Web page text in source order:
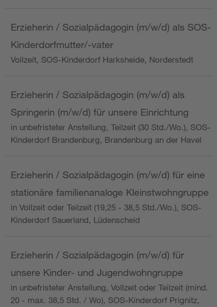
Erzieherin / Sozialpädagogin (m/w/d) als SOS-
Kinderdorfmutter/-vater
Vollzeit, SOS-Kinderdorf Harksheide, Norderstedt
Erzieherin / Sozialpädagogin (m/w/d) als
Springerin (m/w/d) für unsere Einrichtung
in unbefristeter Anstellung, Teilzeit (30 Std./Wo.), SOS-
Kinderdorf Brandenburg, Brandenburg an der Havel
Erzieherin / Sozialpädagogin (m/w/d) für eine
stationäre familienanaloge Kleinstwohngruppe
in Vollzeit oder Teilzeit (19,25 - 38,5 Std./Wo.), SOS-
Kinderdorf Sauerland, Lüdenscheid
Erzieherin / Sozialpädagogin (m/w/d) für
unsere Kinder- und Jugendwohngruppe
in unbefristeter Anstellung, Vollzeit oder Teilzeit (mind.
20 - max. 38,5 Std. / Wo), SOS-Kinderdorf Prignitz,